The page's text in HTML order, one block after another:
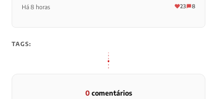
Há 8 horas 23 8
TAGS:
0comentários